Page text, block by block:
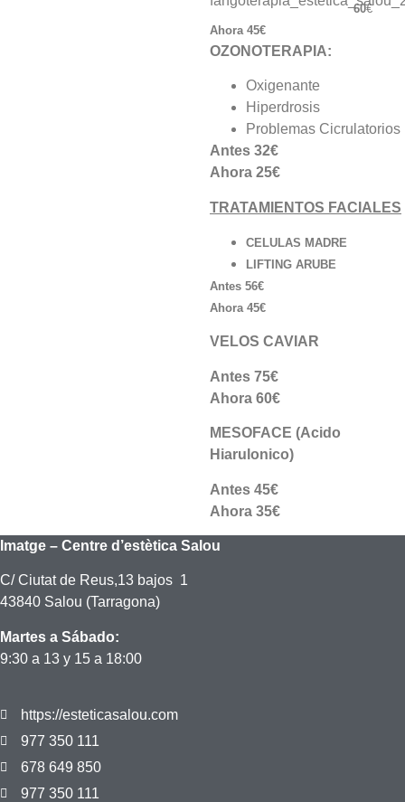
60€
Ahora 45€
OZONOTERAPIA:
Oxigenante
Hiperdrosis
Problemas Cicrulatorios
Antes 32€
Ahora 25€
TRATAMIENTOS FACIALES
CELULAS MADRE
LIFTING ARUBE
Antes 56€
Ahora 45€
VELOS CAVIAR
Antes 75€
Ahora 60€
MESOFACE (Acido
Hiarulonico)
Antes 45€
Ahora 35€
Imatge – Centre d’estètica Salou
C/ Ciutat de Reus,13 bajos 1
43840 Salou (Tarragona)
Martes a Sábado:
9:30 a 13 y 15 a 18:00
https://esteticasalou.com
977 350 111
678 649 850
977 350 111